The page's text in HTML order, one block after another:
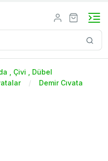
, Çivi , Dübel
Demir Cıvata